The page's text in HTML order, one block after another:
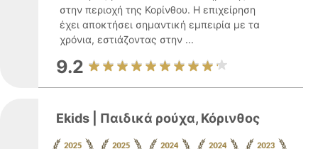
στην περιοχή της Κορίνθου. Η επιχείρηση
έχει αποκτήσει σημαντική εμπειρία με τα
χρόνια, εστιάζοντας στην ...
9.2
Ekids | Παιδικά ρούχα, Κόρινθος